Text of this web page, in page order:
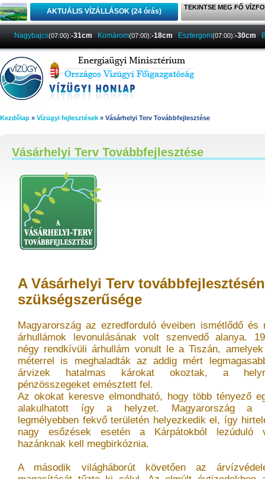
AKTUÁLIS VÍZÁLLÁSOK (24 órás) TEKINTSE MEG FŐ
Nagybajcs(07:00):-31cm Komárom(07:00):-18cm Esztergom(07:00):-30cm
Kezdőlap » Vízügyi fejlesztések » Vásárhelyi Terv Továbbfejlesztése
Vásárhelyi Terv Továbbfejlesztése
A Vásárhelyi Terv
szükségszerűsége
Magyarország az ezredforduló éveiben ismétlődő és
árhullámok levonulásának volt szenvedő alanya.
négy rendkívüli árhullám vonult le a Tiszán,
méterrel is meghaladták az addig mért
árvizek hatalmas károkat okoztak, a
pénzösszegeket emésztett fel.
Az okokat keresve elmondható, hogy több tényező
alakulhatott így a helyzet. Magyarország a
legmélyebben fekvő területén helyezkedik el, így
nagy esőzések esetén a Kárpátokból lezúduló
hazánknak kell megbirkóznia.
A második világháborút követően az